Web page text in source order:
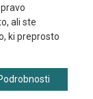
ali ste
ki preprosto